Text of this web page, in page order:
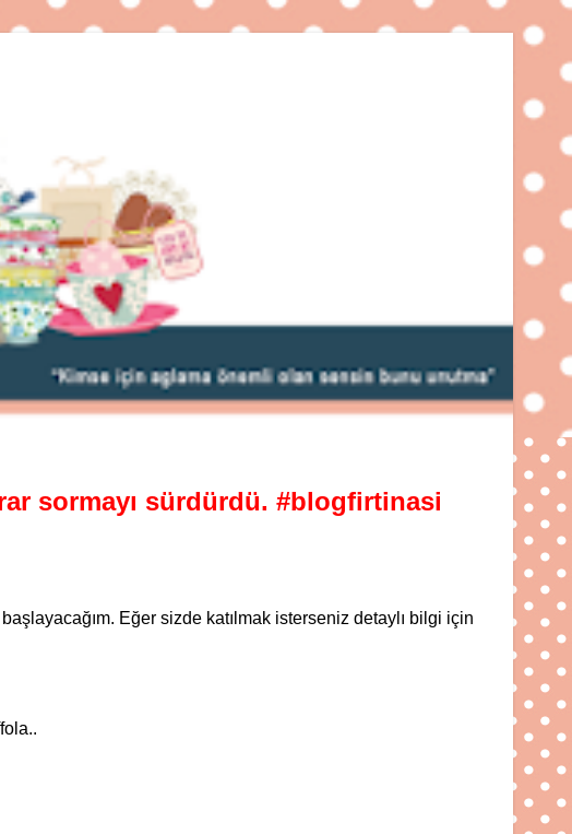
sormayı sürdürdü. #blogfirtinasi
Eğer sizde katılmak isterseniz detaylı bilgi için